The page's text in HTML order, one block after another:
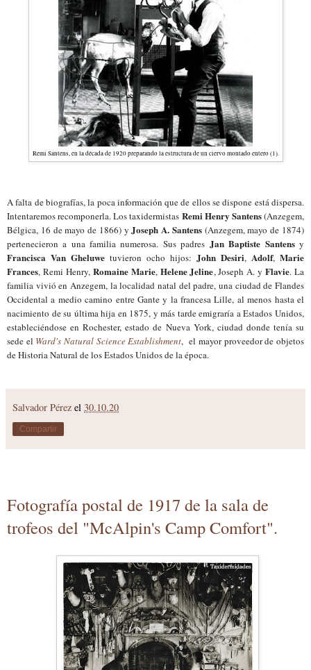
Remi Santens, en la década de 1920 preparando la estructura de un ciervo montado entero (1).
A falta de biografías, la poca información que de ellos se dispone está dispersa.
Intentaremos recomponerla. Los taxidermistas Remi Henry Santens(Anzegem,
Bélgica, 16 de mayo de 1866) yJoseph A. Santens(Anzegem, mayo de 1874)
pertenecieron a una familia numerosa. Sus padresJan Baptiste Santensy
Francisca Van Gheluwe tuvieron ocho hijos: John Desiri, Adolf, Marie
Frances, Remi Henry, Romaine Marie, Helene Jeline, Joseph A. yFlavie. La
familia vivió en Anzegem, la localidad natal del padre, una ciudad de Flandes
Occidental a medio camino entre Gante y la francesa Lille, al menos hasta el
nacimiento de su última hija en 1875, y más tarde emigraría a Estados Unidos,
estableciéndose en Rochester, estado de Nueva York, ciudad donde tenía su
sede el Ward's Natural Science Establishment, el mayor proveedor de objetos
de Historia Natural de los Estados Unidos de la época.
Salvador Pérez el 30.10.20
Compartir
Fotografía postal de 1917 de la sala de
trofeos del "McAlpin's Camp Comfort".